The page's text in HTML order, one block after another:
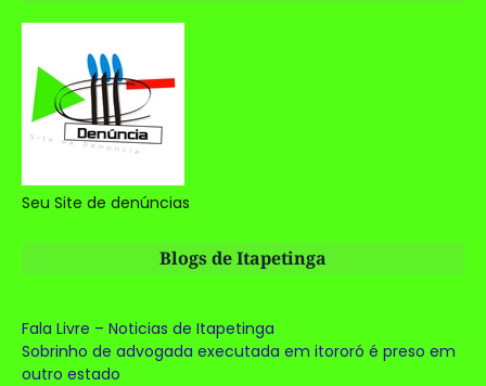
Seu Site de denúncias
Blogs de Itapetinga
Fala Livre – Noticias de Itapetinga
Sobrinho de advogada executada em itororó é preso em
outro estado